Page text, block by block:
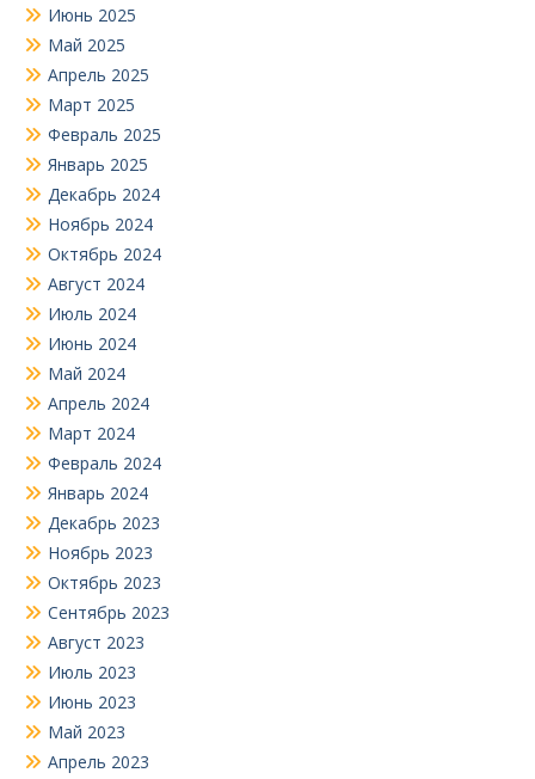
Июнь 2025
Май 2025
Апрель 2025
Март 2025
Февраль 2025
Январь 2025
Декабрь 2024
Ноябрь 2024
Октябрь 2024
Август 2024
Июль 2024
Июнь 2024
Май 2024
Апрель 2024
Март 2024
Февраль 2024
Январь 2024
Декабрь 2023
Ноябрь 2023
Октябрь 2023
Сентябрь 2023
Август 2023
Июль 2023
Июнь 2023
Май 2023
Апрель 2023